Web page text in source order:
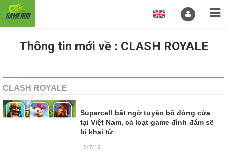
Thông tin mới về : CLASH ROYALE
CLASH ROYALE
Supercell bất ngờ tuyên bố đóng cửa
tại Việt Nam, cả loạt game đình đám sẽ
bị khai tử
, 5/7/19